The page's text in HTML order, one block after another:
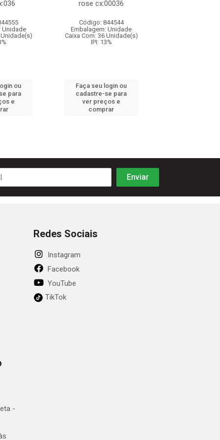
Unidade
Unidade(s)
ou
para
e
rose cx:00036
Código: 844544
Embalagem: Unidade
Caixa Com: 36 Unidade(s)
IPI: 13%
Faça seu login ou
cadastre-se para
ver preços e
comprar
Redes Sociais
Instagram
Facebook
YouTube
TikTok
-